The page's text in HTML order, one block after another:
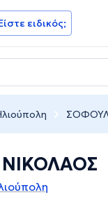
ειδικός;